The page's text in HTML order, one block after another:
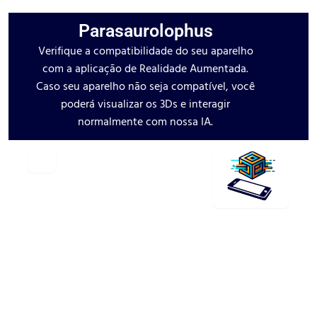
Parasaurolophus
Verifique a compatibilidade do seu aparelho
com a aplicação de Realidade Aumentada.
Caso seu aparelho não seja compatível, você
poderá visualizar os 3Ds e interagir
normalmente com nossa IA.